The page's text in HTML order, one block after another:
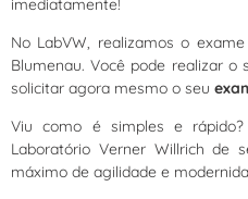
No LabVW, realizamos o
Blumenau. Você pode realizar o
solicitar agora mesmo o seu
Viu como é simples e
Laboratório Verner Willrich de
máximo de agilidade e